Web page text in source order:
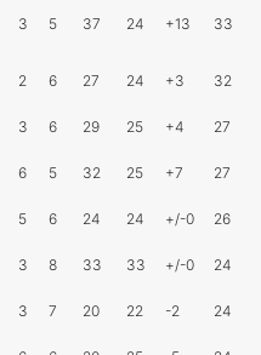
3 5 37 24 +13 33
2 6 27 24 +3 32
3 6 29 25 +4 27
6 5 32 25 +7 27
5 6 24 24 +/-0 26
3 8 33 33 +/-0 24
3 7 20 22 -2 24